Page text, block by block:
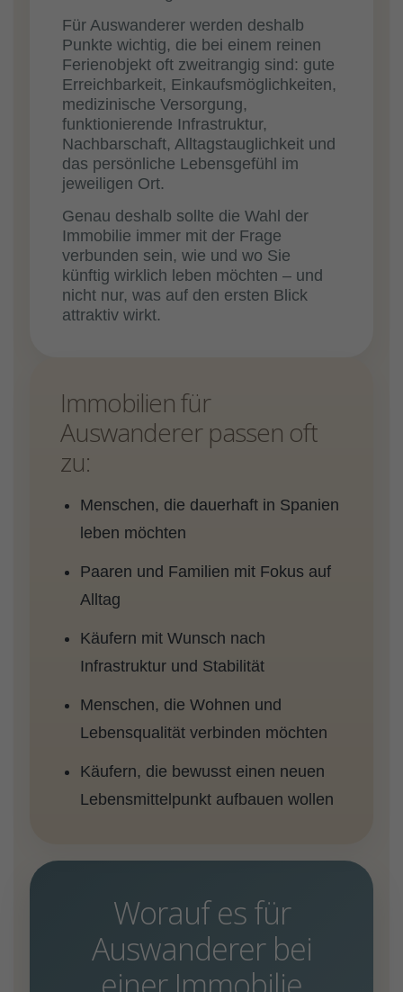
Für Auswanderer werden deshalb
Punkte wichtig, die bei einem reinen
Ferienobjekt oft zweitrangig sind: gute
Erreichbarkeit, Einkaufsmöglichkeiten,
medizinische Versorgung,
funktionierende Infrastruktur,
Nachbarschaft, Alltagstauglichkeit und
das persönliche Lebensgefühl im
jeweiligen Ort.
Genau deshalb sollte die Wahl der
Immobilie immer mit der Frage
verbunden sein, wie und wo Sie
künftig wirklich leben möchten – und
nicht nur, was auf den ersten Blick
attraktiv wirkt.
Immobilien für
Auswanderer passen oft
zu:
Menschen, die dauerhaft in Spanien
leben möchten
Paaren und Familien mit Fokus auf
Alltag
Käufern mit Wunsch nach
Infrastruktur und Stabilität
Menschen, die Wohnen und
Lebensqualität verbinden möchten
Käufern, die bewusst einen neuen
Lebensmittelpunkt aufbauen wollen
Worauf es für
Auswanderer bei